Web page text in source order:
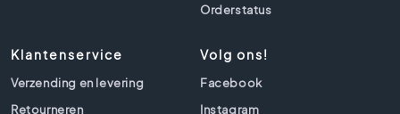
e
t
Orderstatus
Klantenservice
Verzending en levering
Retourneren
Volg ons!
Facebook
Instagram